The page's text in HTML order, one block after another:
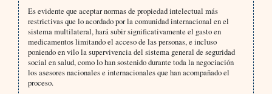
Es evidente que aceptar normas de propiedad intelectual más
restrictivas que lo acordado por la comunidad internacional en el
sistema multilateral, hará subir significativamente el gasto en
medicamentos limitando el acceso de las personas, e incluso
poniendo en vilo la supervivencia del sistema general de seguridad
social en salud, como lo han sostenido durante toda la negociación
los asesores nacionales e internacionales que han acompañado el
proceso.